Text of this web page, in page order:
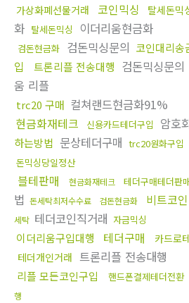
가상화폐선물거래 코인믹싱 탈세돈믹
화 탈세돈믹싱 이더리움현금화
검돈현금화 검돈믹싱문의 코인대리송
입
트론리플 전송대행 검돈믹싱문의
움 리플
trc20 구매 컬쳐랜드현금화91%
현금화재테크
신용카드테더구입 암호
하는방법 문상테더구매 trc20원화구입
돈믹싱당일정산
블테판매 현금화재테크 테더구매테더판
법 돈세탁최저수수료 검돈현금화 비트코
세탁 테더코인직거래 자금믹싱
이더리움구입대행 테더구매 카드로
테더개인거래 트론리플 전송대행
리플 모든코인구입 핸드폰결제테더전환
행